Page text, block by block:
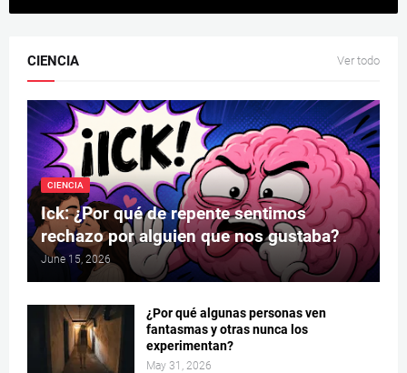
CIENCIA Ver todo
CIENCIA
Ick: ¿Por qué de repente sentimos
rechazo por alguien que nos gustaba?
June 15, 2026
¿Por qué algunas personas ven
fantasmas y otras nunca los
experimentan?
May 31, 2026